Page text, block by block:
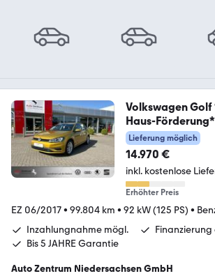
Volkswagen Golf
Haus-
ACC
Lieferung möglich
14.970 €
inkl. kostenlose
Erhöhter Preis
EZ 06/2017• 99.804 km • 92 kW (125 PS) •
Inzahlungnahme mögl.
Finanzierung
Bis 5 JAHRE Garantie
Auto Zentrum Niedersachsen GmbH